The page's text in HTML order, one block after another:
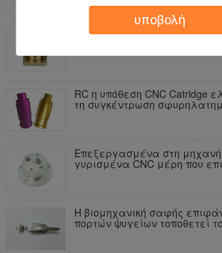
υποβολή
ουδέτερα ακριβή CNC
τόρνος CNC που
μηχανή
RC η υπόθεση CNC Catridge
τη συγκέντρωση
Επεξεργασμένα στη
γυρισμένα CNC μέρη που
ηλεκτρόλυση το επίστρωμα
Η βιομηχανική σαφής
πορτών ψυγείων τοποθετεί